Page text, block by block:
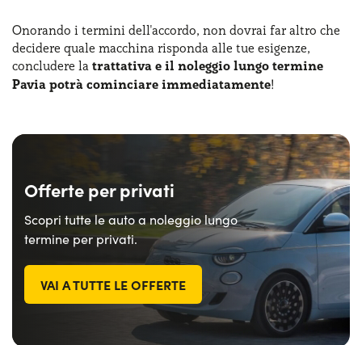
Onorando i termini dell'accordo, non dovrai far altro che
decidere quale macchina risponda alle tue esigenze,
concludere la trattativa e il noleggio lungo termine
Pavia potrà cominciare immediatamente!
Offerte per privati
Scopri tutte le auto a noleggio lungo
termine per privati.
VAI A TUTTE LE OFFERTE